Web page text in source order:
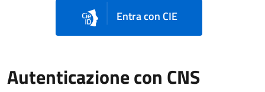
Entra con CIE
Autenticazione con CNS